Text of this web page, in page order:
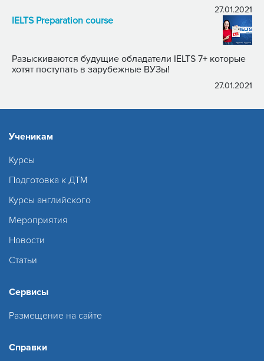
27.01.2021
IELTS Preparation course
Разыскиваются будущие обладатели IELTS 7+ которые
хотят поступать в зарубежные ВУЗы!
27.01.2021
Ученикам
Курсы
Подготовка к ДТМ
Курсы английского
Мероприятия
Новости
Статьи
Сервисы
Размещение на сайте
Справки